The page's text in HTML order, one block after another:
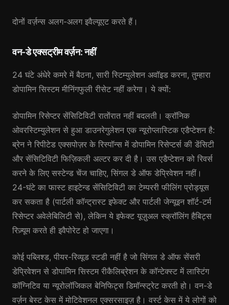
दोनों वर्ज़न्स अलग-अलग इवैल्यूएट करते हैं।
वन-डे एक्सट्रीम वर्ज़न: नहीं
24 घंटे अंधेरे कमरे में बैठना, सारी स्टिम्युलेशन अवॉइड करना, तुम्हारा
डोपामिन सिस्टम मीनिंगफुली रीसेट नहीं करेगा। ये क्यों:
डोपामिन रिसेप्टर सेंसिटिविटी रातोंरात नहीं बदलती। क्रॉनिक
ओवरस्टिम्युलेशन से हुआ डाउनरेगुलेशन एक न्यूरोप्लास्टिक एडैप्टेशन है:
ब्रेन ने रिपीटेड एक्सपोज़र के रिस्पॉन्स में डोपामिन रिसेप्टर्स की डेंसिटी
और सेंसिटिविटी फिज़िकली अल्टर कर दी है। उस एडैप्टेशन को रिवर्स
करने के लिए सस्टेन्ड चेंज चाहिए, सिंगल डे ऑफ डेप्रिवेशन नहीं।
24-घंटे का फास्ट हाइटेन्ड सेंसिटिविटी का टेम्पररी फीलिंग प्रोड्यूस
कर सकता है (पार्टली कॉन्ट्रास्ट इफेक्ट और पार्टली जेन्यूइन शॉर्ट-टर्म
रिसेप्टर अवेलेबिलिटी से), लेकिन ये इफेक्ट यूज़ुअल स्क्रॉलिंग हैबिट्स
रिज़्यूम करते ही इवैपोरेट हो जाएगा।
कोई पब्लिश्ड, पीयर-रिव्यूड स्टडी नहीं है जो सिंगल डे ऑफ सेंसरी
डेप्रिवेशन से डोपामिन सिस्टम रीकैलिब्रेशन के कॉन्टेक्स्ट में लास्टिंग
कॉग्निटिव या न्यूरोलॉजिकल बेनिफिट्स डिमॉन्स्ट्रेट करती हो। वन-डे
वर्ज़न बेस्ट केस में मोटिवेशनल एक्सरसाइज़ है। वर्स्ट केस में ये लोगों को